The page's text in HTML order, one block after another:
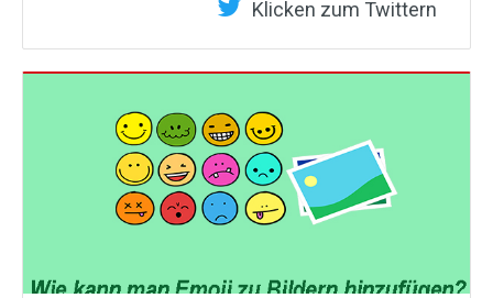
Klicken zum Twittern